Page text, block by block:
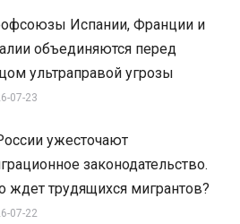
Испании, Франции и
объединяются перед
ультраправой угрозы
07-23
ужесточают
законодательство.
ждет трудящихся мигрантов?
07-22